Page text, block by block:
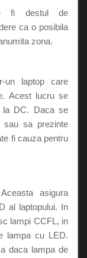
fi destul de
ca o posibila
zona.
un laptop care
Acest lucru se
la DC. Daca se
sau sa prezinte
fi cauza pentru
asigura
al laptopului. In
lampi CCFL, in
lampa cu LED.
daca lampa de